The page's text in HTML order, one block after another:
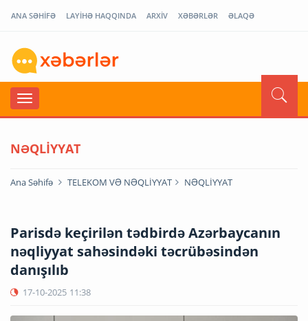
ANA SƏHİFƏ LAYİHƏ HAQQINDA ARXİV XƏBƏRLƏR ƏLAQƏ
NƏQLİYYAT
Ana Səhifə TELEKOM VƏ NƏQLİYYAT NƏQLİYYAT
Parisdə keçirilən tədbirdə Azərbaycanın
nəqliyyat sahəsindəki təcrübəsindən
danışılıb
17-10-2025 11:38